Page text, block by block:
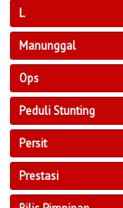
L
Manunggal
Ops
Peduli Stunting
Persit
Prestasi